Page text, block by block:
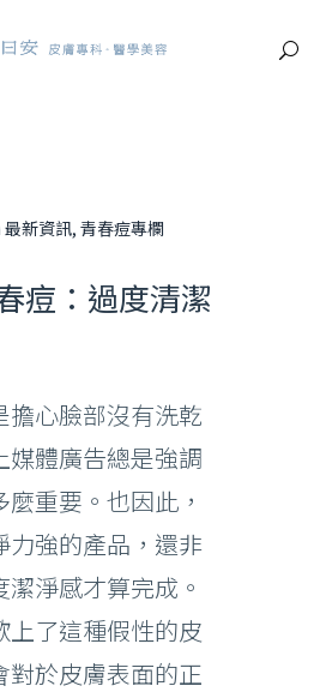
最新資訊, 青春痘專欄
痘：過度清潔
擔心臉部沒有洗乾
媒體廣告總是強調
重要。也因此，
力強的產品，還非
淨感才算完成。
上了這種假性的皮
對於皮膚表面的正